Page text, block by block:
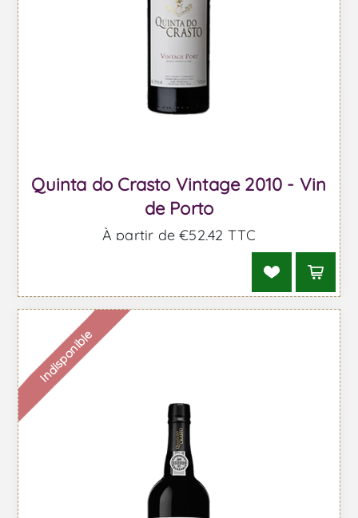
Quinta do Crasto Vintage 2010 - Vin
de Porto
À partir de €52,42 TTC
Indisponible